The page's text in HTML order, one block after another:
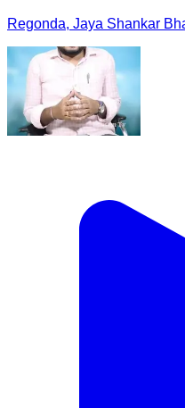
Regonda, Jaya Shankar